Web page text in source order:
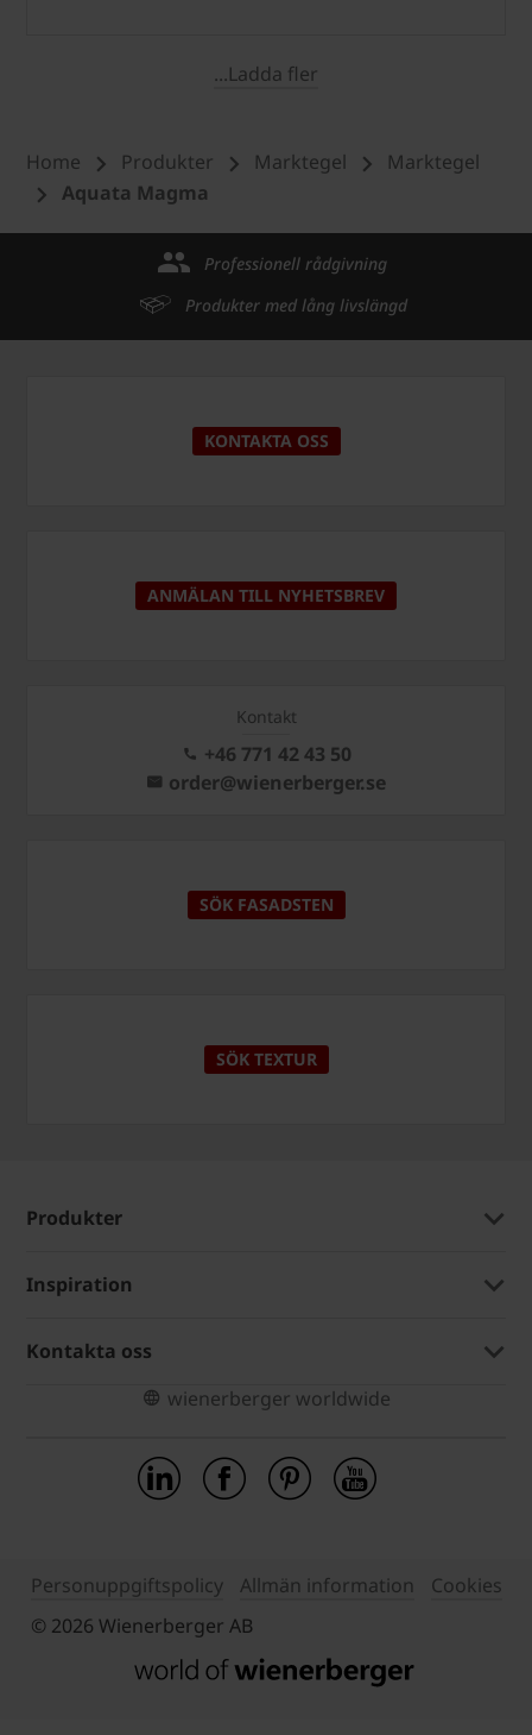
...Ladda fler
Home Produkter Marktegel
Marktegel
Aquata Magma
Professionell rådgivning
Produkter med lång livslängd
KONTAKTA OSS
ANMÄLAN TILL NYHETSBREV
Kontakt
+46 771 42 43 50
order@wienerberger.se
SÖK FASADSTEN
SÖK TEXTUR
Produkter
Inspiration
Kontakta oss
wienerberger worldwide
Personuppgiftspolicy Allmän information
Cookies
© 2026 Wienerberger AB